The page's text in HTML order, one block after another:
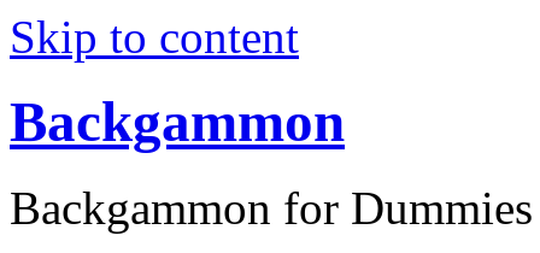
Skip to content
Backgammon
Backgammon for Dummies